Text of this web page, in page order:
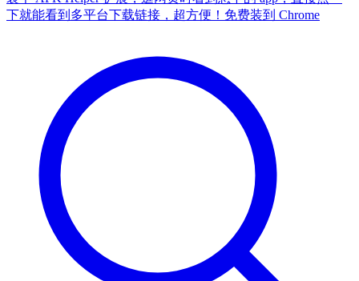
下就能看到多平台下载链接，超方便！ 免费装到 Chrome